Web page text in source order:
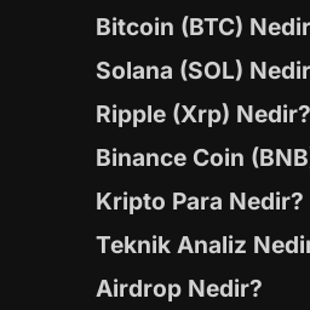
Bitcoin (BTC)
Solana (SOL)
Ripple (Xrp) Nedir?
Binance Coin
Kripto Para Nedir?
Teknik Analiz
Airdrop Nedir?